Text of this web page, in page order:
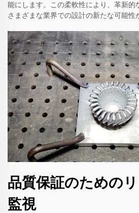
能にします。この柔軟性により、革新的
さまざまな業界での設計の新たな可能性
品質保証のための
監視